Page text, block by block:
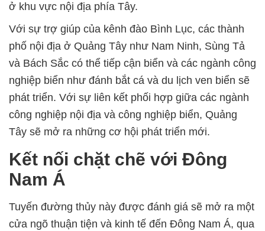
ở khu vực nội địa phía Tây.
Với sự trợ giúp của kênh đào Bình Lục, các thành
phố nội địa ở Quảng Tây như Nam Ninh, Sùng Tả
và Bách Sắc có thể tiếp cận biển và các ngành công
nghiệp biển như đánh bắt cá và du lịch ven biển sẽ
phát triển. Với sự liên kết phối hợp giữa các ngành
công nghiệp nội địa và công nghiệp biển, Quảng
Tây sẽ mở ra những cơ hội phát triển mới.
Kết nối chặt chẽ với Đông
Nam Á
Tuyến đường thủy này được đánh giá sẽ mở ra một
cửa ngõ thuận tiện và kinh tế đến Đông Nam Á, qua